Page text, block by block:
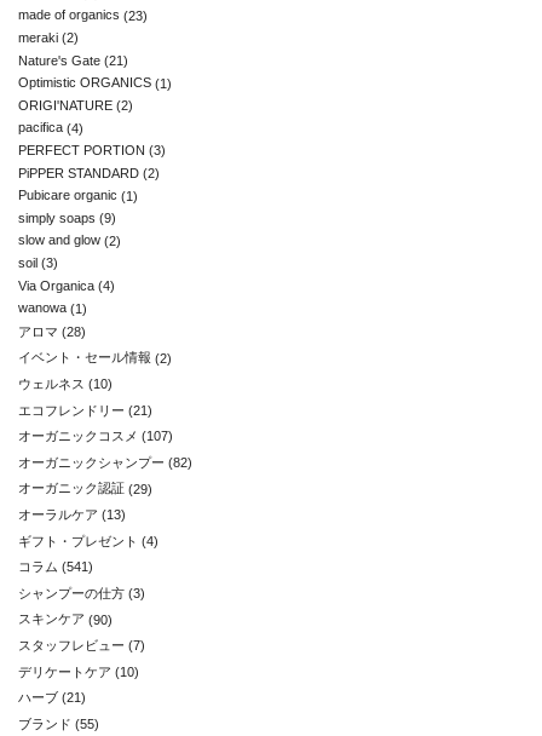
made of organics (23)
meraki (2)
Nature's Gate (21)
Optimistic ORGANICS (1)
ORIGI'NATURE (2)
pacifica (4)
PERFECT PORTION (3)
PiPPER STANDARD (2)
Pubicare organic (1)
simply soaps (9)
slow and glow (2)
soil (3)
Via Organica (4)
wanowa (1)
アロマ (28)
イベント・セール情報 (2)
ウェルネス (10)
エコフレンドリー (21)
オーガニックコスメ (107)
オーガニックシャンプー (82)
オーガニック認証 (29)
オーラルケア (13)
ギフト・プレゼント (4)
コラム (541)
シャンプーの仕方 (3)
スキンケア (90)
スタッフレビュー (7)
デリケートケア (10)
ハーブ (21)
ブランド (55)